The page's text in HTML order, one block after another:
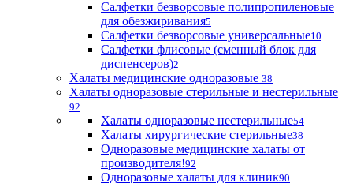
Салфетки безворсовые полипропиленовые
для обезжиривания5
Салфетки безворсовые универсальные10
Салфетки флисовые (сменный блок для
диспенсеров)2
Халаты медицинские одноразовые 38
Халаты одноразовые стерильные и нестерильные
92
Халаты одноразовые нестерильные54
Халаты хирургические стерильные38
Одноразовые медицинские халаты от
производителя!92
Одноразовые халаты для клиник90